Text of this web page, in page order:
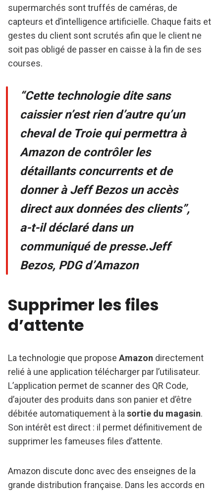
supermarchés sont truffés de caméras, de
capteurs et d’intelligence artificielle. Chaque faits et
gestes du client sont scrutés afin que le client ne
soit pas obligé de passer en caisse à la fin de ses
courses.
“Cette technologie dite sans
caissier n’est rien d’autre qu’un
cheval de Troie qui permettra à
Amazon de contrôler les
détaillants concurrents et de
donner à Jeff Bezos un accès
direct aux données des clients”,
a-t-il déclaré dans un
communiqué de presse.Jeff
Bezos, PDG d’Amazon
Supprimer les files
d’attente
La technologie que propose Amazon directement
relié à une application télécharger par l’utilisateur.
L’application permet de scanner des QR Code,
d’ajouter des produits dans son panier et d’être
débitée automatiquement à lasortie du magasin.
Son intérêt est direct : il permet définitivement de
supprimer les fameuses files d’attente.
Amazon discute donc avec des enseignes de la
grande distribution française. Dans les accords en